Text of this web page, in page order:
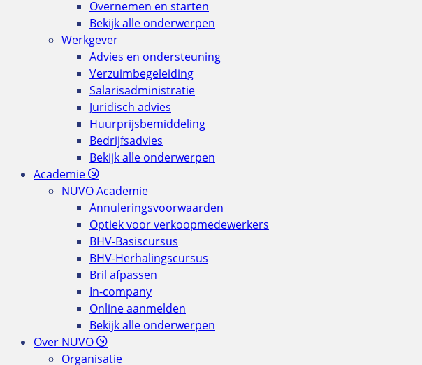
Overnemen en starten
Bekijk alle onderwerpen
Werkgever
Advies en ondersteuning
Verzuimbegeleiding
Salarisadministratie
Juridisch advies
Huurprijsbemiddeling
Bedrijfsadvies
Bekijk alle onderwerpen
Academie
NUVO Academie
Annuleringsvoorwaarden
Optiek voor verkoopmedewerkers
BHV-Basiscursus
BHV-Herhalingscursus
Bril afpassen
In-company
Online aanmelden
Bekijk alle onderwerpen
Over NUVO
Organisatie